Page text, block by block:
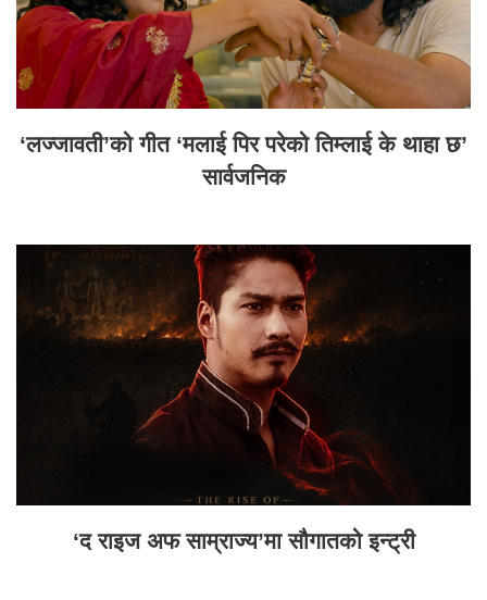
‘लज्जावती’को गीत ‘मलाई पिर परेको तिम्लाई के थाहा छ’
सार्वजनिक
‘द राइज अफ साम्राज्य’मा सौगातको इन्ट्री